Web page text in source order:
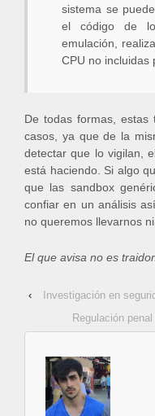
sistema se
el código de
emulación,
CPU no incluidas
De todas formas, estas
casos, ya que de la
detectar que lo vigilan,
está haciendo. Si algo
que las sandbox
confiar en un análisis
no queremos llevarnos
El que avisa no es traidor.
‹
Investigación en
Regulación